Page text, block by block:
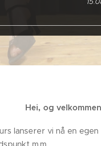
Hei, og
lanserer vi nå en